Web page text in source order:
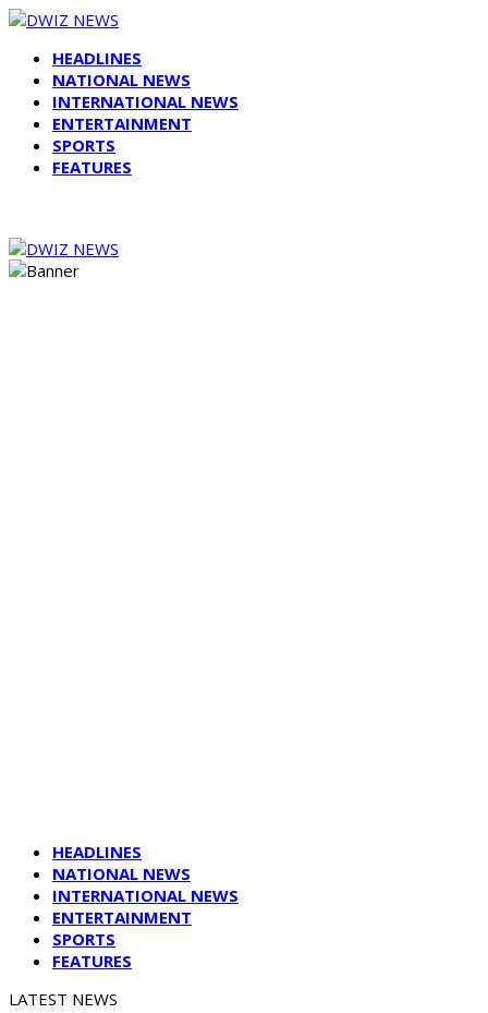
HEADLINES
NATIONAL NEWS
INTERNATIONAL NEWS
ENTERTAINMENT
SPORTS
FEATURES
HEADLINES
NATIONAL NEWS
INTERNATIONAL NEWS
ENTERTAINMENT
SPORTS
FEATURES
LATEST NEWS